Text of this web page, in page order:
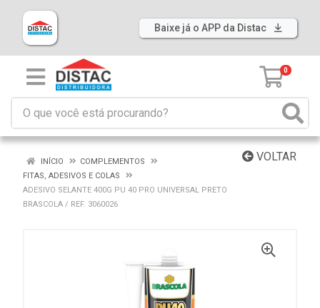
Baixe já o APP da Distac
0
VOLTAR
INÍCIO
COMPLEMENTOS
FITAS, ADESIVOS E COLAS
ADESIVO SELANTE 400G PU 40 PRO UNIVERSAL PRETO
BRASCOLA / REF. 3060026